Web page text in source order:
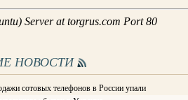
НОВОСТИ
сотовых телефонов в России упали